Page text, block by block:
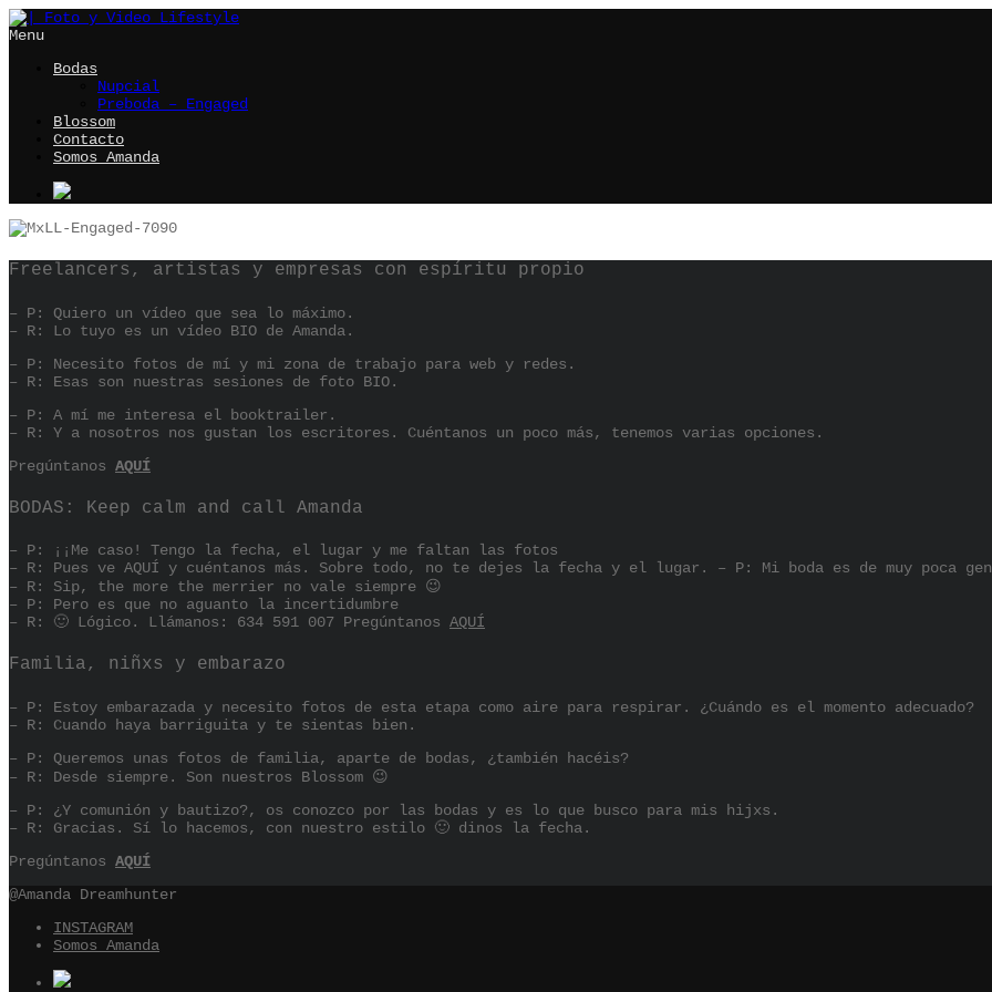
Menu
Bodas
Nupcial
Preboda – Engaged
Blossom
Contacto
Somos Amanda
Freelancers, artistas y empresas con espíritu propio
– P: Quiero un vídeo que sea lo máximo.
– R: Lo tuyo es un vídeo BIO de Amanda.
– P: Necesito fotos de mí y mi zona de trabajo para web y redes.
– R: Esas son nuestras sesiones de foto BIO.
– P: A mí me interesa el booktrailer.
– R: Y a nosotros nos gustan los escritores. Cuéntanos un poco más, tenemos varias opciones.
Pregúntanos AQUÍ
BODAS: Keep calm and call Amanda
– P: ¡¡Me caso! Tengo la fecha, el lugar y me faltan las fotos
– R: Pues ve AQUÍ y cuéntanos más. Sobre todo, no te dejes la fecha y el lugar. – P: Mi boda es de muy poca
– R: Sip, the more the merrier no vale siempre 😉
– P: Pero es que no aguanto la incertidumbre
– R: 🙂 Lógico. Llámanos: 634 591 007 Pregúntanos AQUÍ
Familia, niñxs y embarazo
– P: Estoy embarazada y necesito fotos de esta etapa como aire para respirar. ¿Cuándo es el momento adecuado?
– R: Cuando haya barriguita y te sientas bien.
– P: Queremos unas fotos de familia, aparte de bodas, ¿también hacéis?
– R: Desde siempre. Son nuestros Blossom 😉
– P: ¿Y comunión y bautizo?, os conozco por las bodas y es lo que busco para mis hijxs.
– R: Gracias. Sí lo hacemos, con nuestro estilo 🙂 dinos la fecha.
Pregúntanos AQUÍ
@Amanda Dreamhunter
INSTAGRAM
Somos Amanda